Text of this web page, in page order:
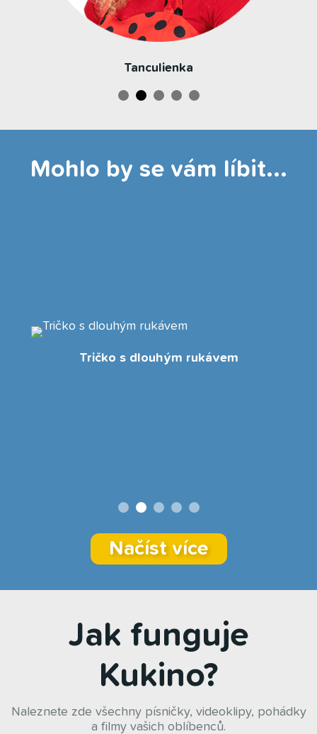
Tanculienka
Mohlo by se vám líbit...
Tričko s dlouhým rukávem
Načíst více
Jak funguje
Kukino?
Naleznete zde všechny písničky, videoklipy, pohádky
a filmy vašich oblíbenců.